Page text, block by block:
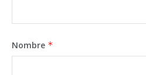
Nombre *